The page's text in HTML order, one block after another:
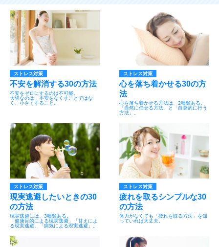
ストレス対策
不安を解消する30の方法
不安をゼロにするのは不可能。
大切なのは、不安をなくすことではな
く、小さくすること。
ストレス対策
心を落ち着かせる30の方
法
心を落ち着かせる方法は、2種類ある。
「自然に任せる方法」と「自発的に行う
方法」。
ストレス対策
現実逃避したいときの30
の方法
現実逃避には、3種類ある。
「健康目的による現実逃避」「甘えによ
る現実逃避」「病気による現実逃避」。
ストレス対策
疲れを取るシンプルな30
の方法
体力がなくても「疲れを取る方法」を知
っていれば大丈夫。